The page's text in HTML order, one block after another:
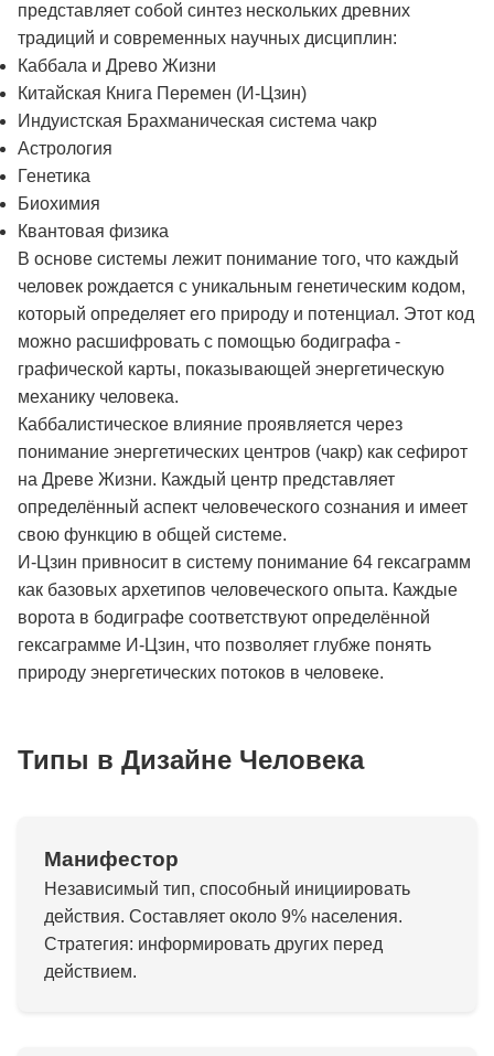
представляет собой синтез нескольких древних
традиций и современных научных дисциплин:
Каббала и Древо Жизни
Китайская Книга Перемен (И-Цзин)
Индуистская Брахманическая система чакр
Астрология
Генетика
Биохимия
Квантовая физика
В основе системы лежит понимание того, что каждый
человек рождается с уникальным генетическим кодом,
который определяет его природу и потенциал. Этот код
можно расшифровать с помощью бодиграфа -
графической карты, показывающей энергетическую
механику человека.
Каббалистическое влияние проявляется через
понимание энергетических центров (чакр) как сефирот
на Древе Жизни. Каждый центр представляет
определённый аспект человеческого сознания и имеет
свою функцию в общей системе.
И-Цзин привносит в систему понимание 64 гексаграмм
как базовых архетипов человеческого опыта. Каждые
ворота в бодиграфе соответствуют определённой
гексаграмме И-Цзин, что позволяет глубже понять
природу энергетических потоков в человеке.
Типы в Дизайне Человека
Манифестор
Независимый тип, способный инициировать
действия. Составляет около 9% населения.
Стратегия: информировать других перед
действием.